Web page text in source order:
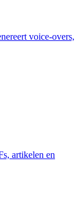
voice-overs,
artikelen en